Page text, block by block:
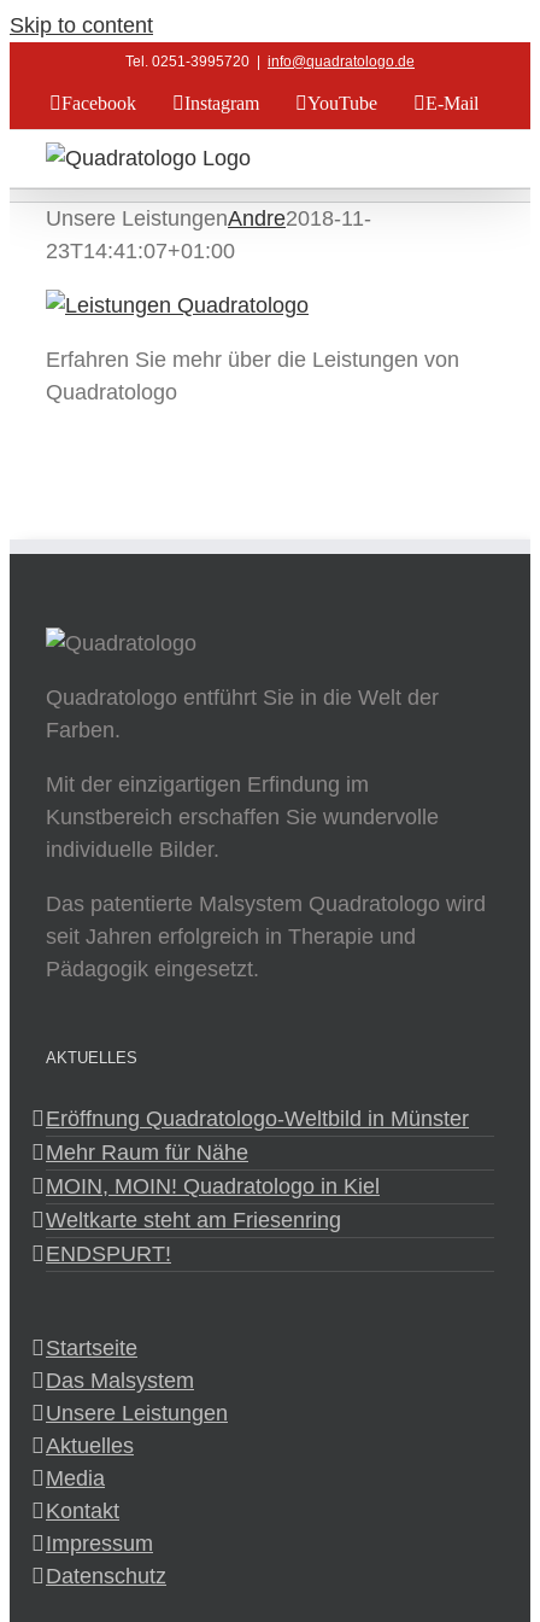
Skip to content
Tel. 0251-3995720 info@quadratologo.de
Facebook Instagram YouTube E-Mail
Unsere LeistungenAndre2018-11-
23T14:41:07+01:00
Erfahren Sie mehr über die Leistungen von
Quadratologo
Quadratologo entführt Sie in die Welt der
Farben.
Mit der einzigartigen Erfindung im
Kunstbereich erschaffen Sie wundervolle
individuelle Bilder.
Das patentierte Malsystem Quadratologo wird
seit Jahren erfolgreich in Therapie und
Pädagogik eingesetzt.
AKTUELLES
Eröffnung Quadratologo-Weltbild in Münster
Mehr Raum für Nähe
MOIN, MOIN! Quadratologo in Kiel
Weltkarte steht am Friesenring
ENDSPURT!
Startseite
Das Malsystem
Unsere Leistungen
Aktuelles
Media
Kontakt
Impressum
Datenschutz